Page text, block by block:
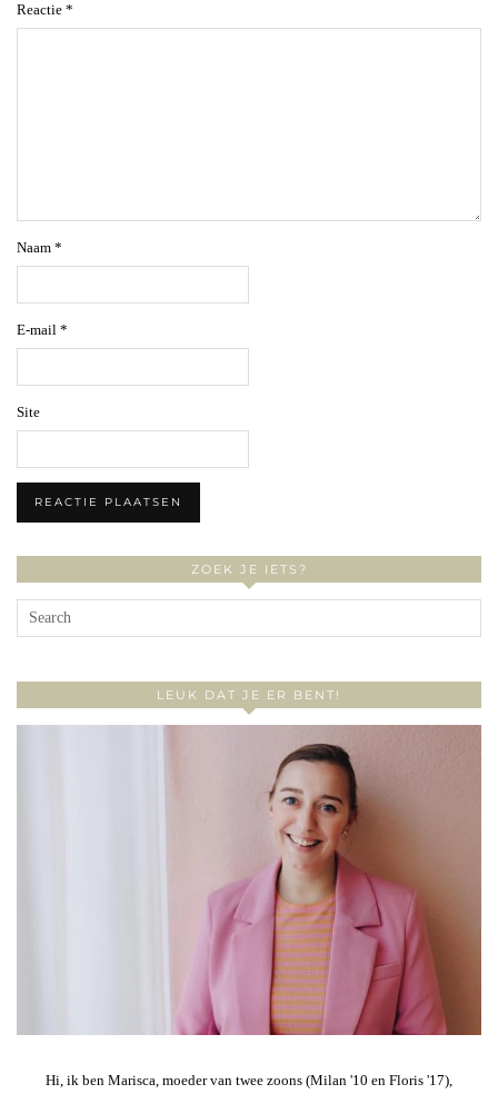
Reactie *
Naam *
E-mail *
Site
ZOEK JE IETS?
LEUK DAT JE ER BENT!
Hi, ik ben Marisca, moeder van twee zoons (Milan '10 en Floris '17),